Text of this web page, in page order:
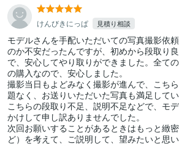
けんびきにっぱ 見積り相談
モデルさんを手配いただいての写真撮影依
のか不安だったんですが、初めから段取り
で、安心してやり取りができました。全て
の購入なので、安心しました。
撮影当日もよどみなく撮影が進んで、こち
題なく、お送りいただいた写真も満足してい
こちらの段取り不足、説明不足などで、モ
かけして申し訳ありませんでした。
次回お願いすることがあるときはもっと緻
ど）を考えて、ご説明して、望みたいと思い